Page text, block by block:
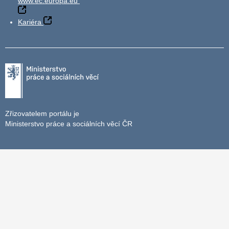
Kariéra
Zřizovatelem portálu je
Ministerstvo práce a sociálních věcí ČR